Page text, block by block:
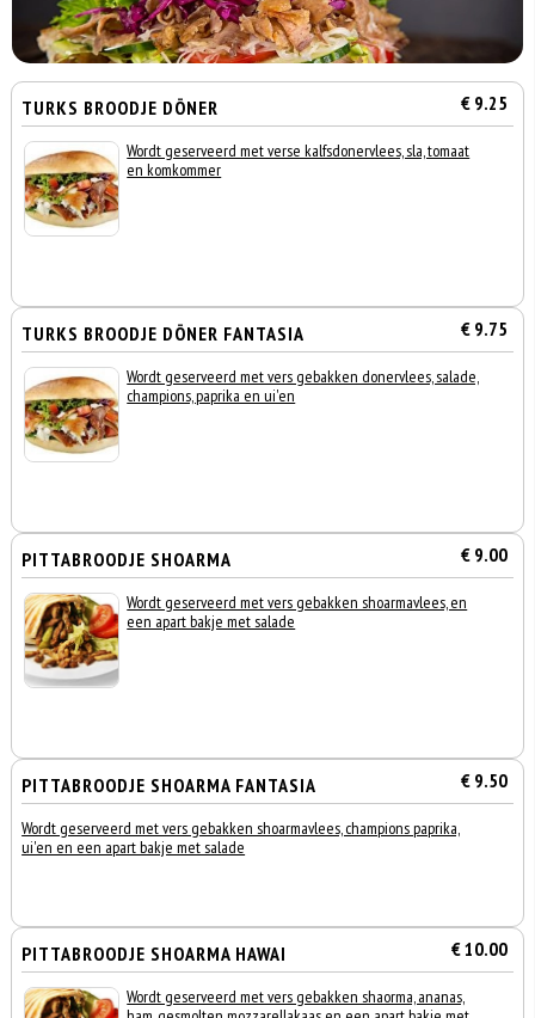
TURKS BROODJE DÖNER € 9.25
Wordt geserveerd met verse kalfsdonervlees, sla, tomaat
en komkommer
TURKS BROODJE DÖNER FANTASIA € 9.75
Wordt geserveerd met vers gebakken donervlees, salade,
champions, paprika en ui'en
PITTABROODJE SHOARMA € 9.00
Wordt geserveerd met vers gebakken shoarmavlees, en
een apart bakje met salade
PITTABROODJE SHOARMA FANTASIA € 9.50
Wordt geserveerd met vers gebakken shoarmavlees, champions paprika,
ui'en en een apart bakje met salade
PITTABROODJE SHOARMA HAWAI € 10.00
Wordt geserveerd met vers gebakken shaorma, ananas,